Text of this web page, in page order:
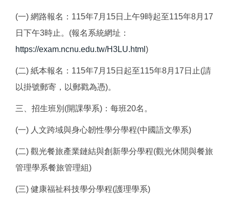
(一) 網路報名：115年7月15日上午9時起至115年8月17
日下午3時止。(報名系統網址：
https://exam.ncnu.edu.tw/H3LU.html )
(二) 紙本報名：115年7月15日起至115年8月17日止(請
以掛號郵寄，以郵戳為憑)。
三、招生班別(開課學系)：每班20名。
(一) 人文跨域與身心韌性學分學程(中國語文學系)
(二) 觀光餐旅產業鏈結與創新學分學程(觀光休閒與餐旅
管理學系餐旅管理組)
(三) 健康福祉科技學分學程(護理學系)